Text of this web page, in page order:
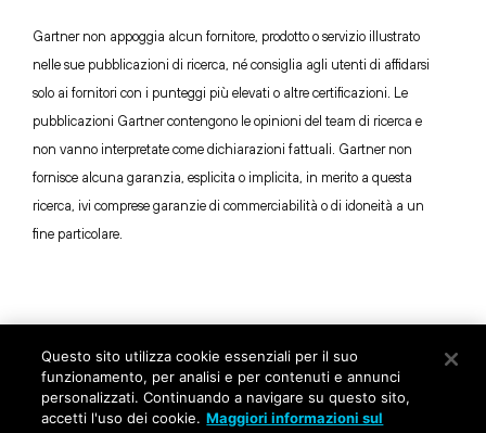
Gartner non appoggia alcun fornitore, prodotto o servizio illustrato
nelle sue pubblicazioni di ricerca, né consiglia agli utenti di affidarsi
solo ai fornitori con i punteggi più elevati o altre certificazioni. Le
pubblicazioni Gartner contengono le opinioni del team di ricerca e
non vanno interpretate come dichiarazioni fattuali. Gartner non
fornisce alcuna garanzia, esplicita o implicita, in merito a questa
ricerca, ivi comprese garanzie di commerciabilità o di idoneità a un
fine particolare.
Informativa sulla privacy|Condizioni d'uso
Contatti
Questo sito utilizza cookie essenziali per il suo
funzionamento, per analisi e per contenuti e annunci
personalizzati. Continuando a navigare su questo sito,
accetti l'uso dei cookie. Maggiori informazioni sul